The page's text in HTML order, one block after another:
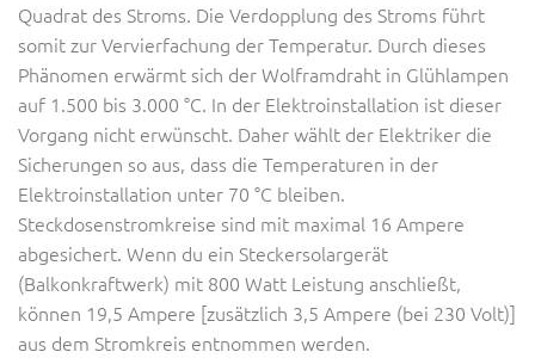
Quadrat des Stroms. Die Verdopplung des Stroms führt
somit zur Vervierfachung der Temperatur. Durch dieses
Phänomen erwärmt sich der Wolframdraht in Glühlampen
auf 1.500 bis 3.000 °C. In der Elektroinstallation ist dieser
Vorgang nicht erwünscht. Daher wählt der Elektriker die
Sicherungen so aus, dass die Temperaturen in der
Elektroinstallation unter 70 °C bleiben.
Steckdosenstromkreise sind mit maximal 16 Ampere
abgesichert. Wenn du ein Steckersolargerät
(Balkonkraftwerk) mit 800 Watt Leistung anschließt,
können 19,5 Ampere [zusätzlich 3,5 Ampere (bei 230 Volt)]
aus dem Stromkreis entnommen werden.